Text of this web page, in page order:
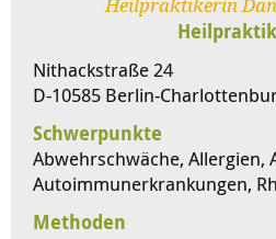
Heilpraktikerin
Nithackstraße 24
D-10585 Berlin-
Schwerpunkte
Abwehrschwäche, Allergien,
Autoimmunerkrankungen,
Methoden